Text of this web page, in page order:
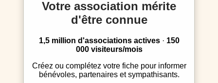
Votre association mérite
d'être connue
1,5 million d'associations actives· 150
000 visiteurs/mois
Créez ou complétez votre fiche pour informer
bénévoles, partenaires et sympathisants.